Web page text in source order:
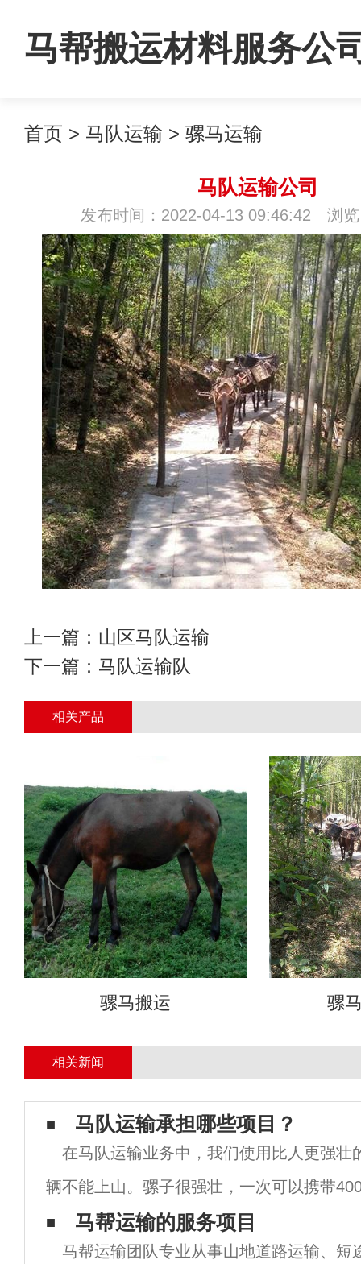
马帮搬运材料服务公
首页 > 马队运输 > 骡马运输
马队运输公司
发布时间：2022-04-13 09:46:42 浏览
上一篇： 山区马队运输
下一篇： 马队运输队
相关产品
骡马搬运 骡
相关新闻
马队运输承担哪些项目？
在马队运输业务中，我们使用比人更强壮
辆不能上山。骡子很强壮，一次可以携带
耐力非常强。根据现场情况。距离，骡子可
4000-8000公斤的货物上山。除了石头，你
马帮运输的服务项目
马帮运输团队专业从事山地道路运输、短